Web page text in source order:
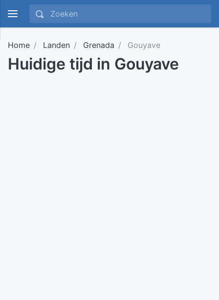
Home Landen Grenada Gouyave
Huidige tijd in Gouyave